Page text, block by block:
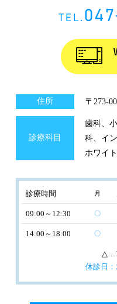
TEL.
住所 〒273-
診療科目
歯科、
科、イ
ホワイ
診療時間 月
09:00～12:30 〇
14:00～18:00 〇
△
休診日